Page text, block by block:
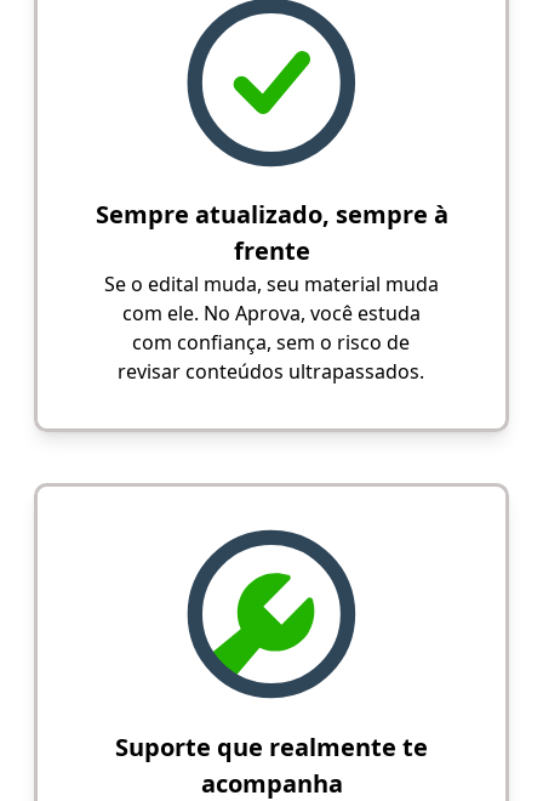
Sempre atualizado, sempre à
frente
Se o edital muda, seu material muda
com ele. No Aprova, você estuda
com confiança, sem o risco de
revisar conteúdos ultrapassados.
Suporte que realmente te
acompanha